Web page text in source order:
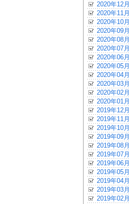
2020年12月
2020年11月
2020年10月
2020年09月
2020年08月
2020年07月
2020年06月
2020年05月
2020年04月
2020年03月
2020年02月
2020年01月
2019年12月
2019年11月
2019年10月
2019年09月
2019年08月
2019年07月
2019年06月
2019年05月
2019年04月
2019年03月
2019年02月